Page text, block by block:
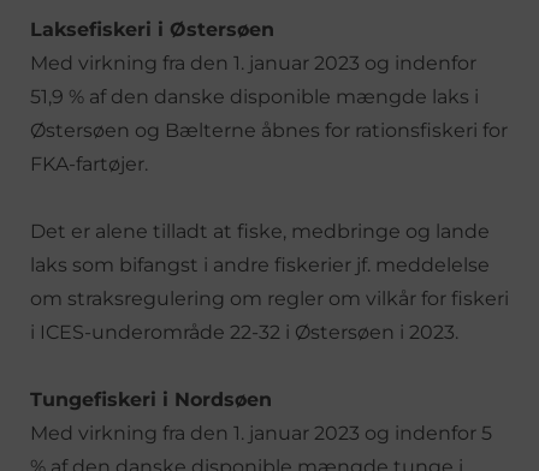
Laksefiskeri i Østersøen
Med virkning fra den 1. januar 2023 og indenfor
51,9 % af den danske disponible mængde laks i
Østersøen og Bælterne åbnes for rationsfiskeri for
FKA-fartøjer.
Det er alene tilladt at fiske, medbringe og lande
laks som bifangst i andre fiskerier jf. meddelelse
om straksregulering om regler om vilkår for fiskeri
i ICES-underområde 22-32 i Østersøen i 2023.
Tungefiskeri i Nordsøen
Med virkning fra den 1. januar 2023 og indenfor 5